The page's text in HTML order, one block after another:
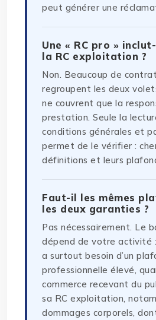
peut générer une
Une « RC pro »
la RC exploitation ?
Non. Beaucoup de
regroupent les deux
ne couvrent que la
prestation. Seule la
conditions générales et
permet de le vérifier :
définitions et leurs
Faut-il les mêmes
les deux garanties ?
Pas nécessairement. Le
dépend de votre activité
a surtout besoin d’un
professionnelle élevé,
commerce recevant du
sa RC exploitation,
dommages corporels,